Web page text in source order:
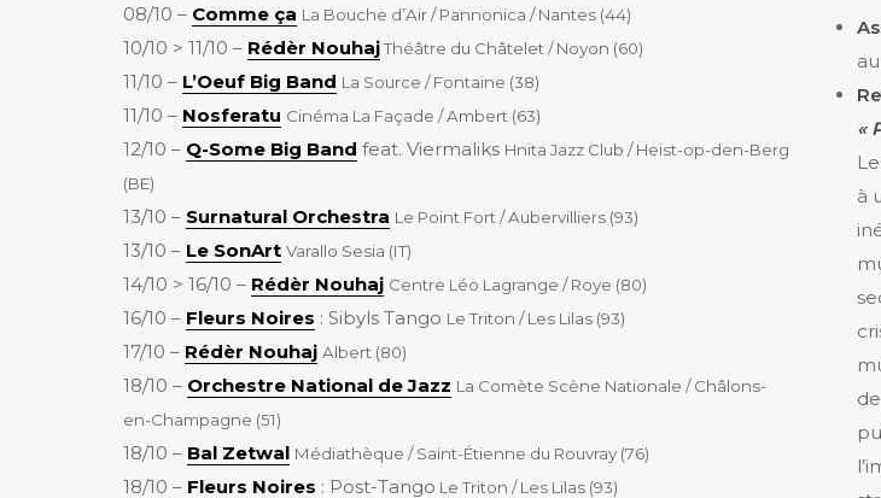
08/10 – Comme ça La Bouche d’Air / Pannonica /Nantes (44)
10/10 > 11/10 – Rédèr NouhajThéâtre du Châtelet / Noyon (60)
11/10 – L’Oeuf Big Band La Source / Fontaine (38)
11/10 – Nosferatu Cinéma La Façade / Ambert (63)
12/10 – Q-Some Big Band feat. Viermaliks Hnita Jazz Club / Heist-op-den-Berg
(BE)
13/10 – Surnatural Orchestra Le Point Fort / Aubervilliers (93)
13/10 – Le SonArt Varallo Sesia (IT)
14/10 > 16/10 – Rédèr Nouhaj Centre Léo Lagrange / Roye (80)
16/10 – Fleurs Noires : Sibyls Tango Le Triton / Les Lilas (93)
17/10 – Rédèr Nouhaj Albert (80)
18/10 – Orchestre National de Jazz La Comète Scène Nationale / Châlons-
en-Champagne (51)
18/10 – Bal Zetwal Médiathèque / Saint-Étienne du Rouvray (76)
18/10 – Fleurs Noires : Post-Tango Le Triton / Les Lilas (93)
au
«
à